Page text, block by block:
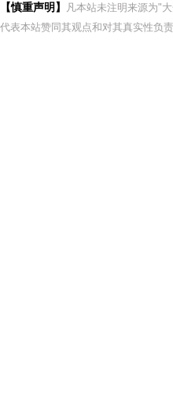
【慎重声明】
凡本站未注明来源为"
代表本站赞同其观点和对其真实性负